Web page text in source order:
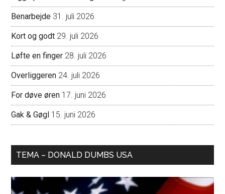
Benarbejde 31. juli 2026
Kort og godt 29. juli 2026
Løfte en finger 28. juli 2026
Overliggeren 24. juli 2026
For døve øren 17. juni 2026
Gak & Gøgl 15. juni 2026
TEMA – DONALD DUMBS USA